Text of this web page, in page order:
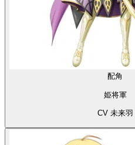
配角
姫将軍
CV 未来羽